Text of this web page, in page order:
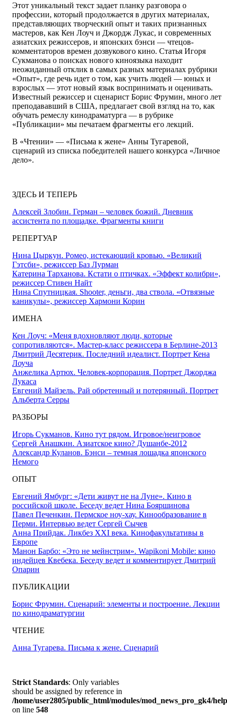
Этот уникальный текст задает планку разговора о
профессии, который продолжается в других материалах,
представляющих творческий опыт и таких признанных
мастеров, как Кен Лоуч и Джордж Лукас, и современных
азиатских режиссеров, и японских бэнси — чтецов-
комментаторов времен дозвукового кино. Статья Игоря
Сукманова о поисках нового киноязыка находит
неожиданный отклик в самых разных материалах рубрики
«Опыт», где речь идет о том, как учить людей — юных и
взрослых — этот новый язык воспринимать и оценивать.
Известный режиссер и сценарист Борис Фрумин, много лет
преподававший в США, предлагает свой взгляд на то, как
обучать ремеслу кинодраматурга — в рубрике
«Публикации» мы печатаем фрагменты его лекций.
В «Чтении» — «Письма к жене» Анны Тугаревой,
сценарий из списка победителей нашего конкурса «Личное
дело».
ЗДЕСЬ И ТЕПЕРЬ
Алексей Злобин. Герман – человек божий. Дневник
ассистента по площадке. Фрагменты книги
РЕПЕРТУАР
Нина Цыркун. Ромео, истекающий кровью. «Великий
Гэтсби», режиссер Баз Лурман
Катерина Тарханова. Кстати о птичках. «Эффект колибри»,
режиссер Стивен Найт
Нина Спутницкая. Shooter, деньги, два ствола. «Отвязные
каникулы», режиссер Хармони Корин
ИМЕНА
Кен Лоуч: «Меня вдохновляют люди, которые
сопротивляются». Мастер-класс режиссера в Берлине-2013
Дмитрий Десятерик. Последний идеалист. Портрет Кена
Лоуча
Анжелика Артюх. Человек-корпорация. Портрет Джорджа
Лукаса
Евгений Майзель. Рай обретенный и потерянный. Портрет
Альберта Серры
РАЗБОРЫ
Игорь Сукманов. Кино тут рядом. Игровое/неигровое
Сергей Анашкин. Азиатское кино? Душанбе-2012
Александр Куланов. Бэнси – темная лошадка японского
Немого
ОПЫТ
Евгений Ямбург: «Дети живут не на Луне». Кино в
российской школе. Беседу ведет Нина Бояршинова
Павел Печенкин. Пермское ноу-хау. Кинообразование в
Перми. Интервью ведет Сергей Сычев
Анна Прийдак. Ликбез XXI века. Кинофакультативы в
Европе
Манон Барбо: «Это не мейнстрим». Wapikoni Mobile: кино
индейцев Квебека. Беседу ведет и комментирует Дмитрий
Опарин
ПУБЛИКАЦИИ
Борис Фрумин. Сценарий: элементы и построение. Лекции
по кинодраматургии
ЧТЕНИЕ
Анна Тугарева. Письма к жене. Сценарий
Strict Standards: Only variables
should be assigned by reference in
/home/user2805/public_html/modules/mod_news_pro_gk4/
on line 548